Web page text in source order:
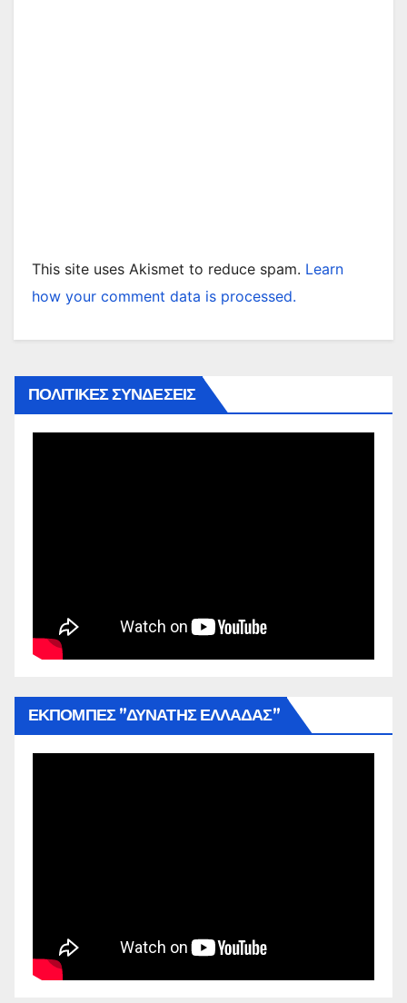
This site uses Akismet to reduce spam. Learn
how your comment data is processed.
ΠΟΛΙΤΙΚΕΣ ΣΥΝΔΕΣΕΙΣ
ΕΚΠΟΜΠΕΣ ”ΔΥΝΑΤΗΣ ΕΛΛΑΔΑΣ”